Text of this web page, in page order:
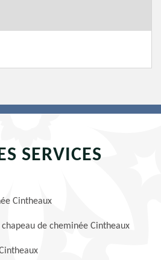
SERVICES
Cintheaux
de cheminée Cintheaux